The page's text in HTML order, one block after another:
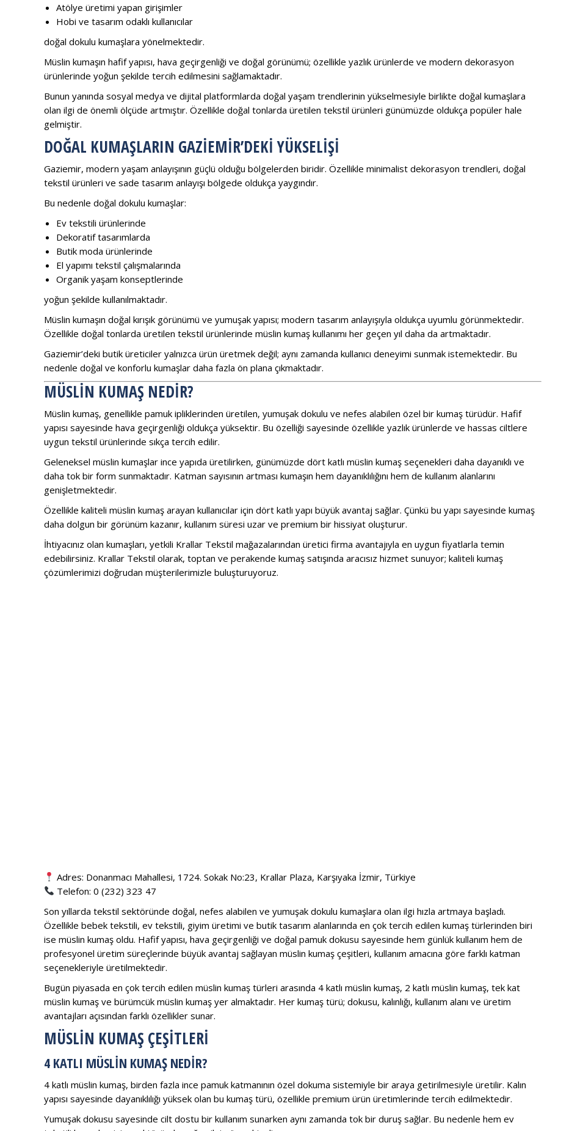
Atölye üretimi yapan girişimler
Hobi ve tasarım odaklı kullanıcılar
doğal dokulu kumaşlara yönelmektedir.
Müslin kumaşın hafif yapısı, hava geçirgenliği ve doğal görünümü; özellikle yazlık ürünlerde ve modern dekorasyon
ürünlerinde yoğun şekilde tercih edilmesini sağlamaktadır.
Bunun yanında sosyal medya ve dijital platformlarda doğal yaşam trendlerinin yükselmesiyle birlikte doğal kumaşlara
olan ilgi de önemli ölçüde artmıştır. Özellikle doğal tonlarda üretilen tekstil ürünleri günümüzde oldukça popüler hale
gelmiştir.
DOĞAL KUMAŞLARIN GAZIEMIR’DEKI YÜKSELIŞI
Gaziemir, modern yaşam anlayışının güçlü olduğu bölgelerden biridir. Özellikle minimalist dekorasyon trendleri, doğal
tekstil ürünleri ve sade tasarım anlayışı bölgede oldukça yaygındır.
Bu nedenle doğal dokulu kumaşlar:
Ev tekstili ürünlerinde
Dekoratif tasarımlarda
Butik moda ürünlerinde
El yapımı tekstil çalışmalarında
Organik yaşam konseptlerinde
yoğun şekilde kullanılmaktadır.
Müslin kumaşın doğal kırışık görünümü ve yumuşak yapısı; modern tasarım anlayışıyla oldukça uyumlu görünmektedir.
Özellikle doğal tonlarda üretilen tekstil ürünlerinde müslin kumaş kullanımı her geçen yıl daha da artmaktadır.
Gaziemir’deki butik üreticiler yalnızca ürün üretmek değil; aynı zamanda kullanıcı deneyimi sunmak istemektedir. Bu
nedenle doğal ve konforlu kumaşlar daha fazla ön plana çıkmaktadır.
MÜSLIN KUMAŞ NEDIR?
Müslin kumaş, genellikle pamuk ipliklerinden üretilen, yumuşak dokulu ve nefes alabilen özel bir kumaş türüdür. Hafif
yapısı sayesinde hava geçirgenliği oldukça yüksektir. Bu özelliği sayesinde özellikle yazlık ürünlerde ve hassas ciltlere
uygun tekstil ürünlerinde sıkça tercih edilir.
Geleneksel müslin kumaşlar ince yapıda üretilirken, günümüzde dört katlı müslin kumaş seçenekleri daha dayanıklı ve
daha tok bir form sunmaktadır. Katman sayısının artması kumaşın hem dayanıklılığını hem de kullanım alanlarını
genişletmektedir.
Özellikle kaliteli müslin kumaş arayan kullanıcılar için dört katlı yapı büyük avantaj sağlar. Çünkü bu yapı sayesinde kumaş
daha dolgun bir görünüm kazanır, kullanım süresi uzar ve premium bir hissiyat oluşturur.
İhtiyacınız olan kumaşları, yetkili Krallar Tekstil mağazalarından üretici firma avantajıyla en uygun fiyatlarla temin
edebilirsiniz. Krallar Tekstil olarak, toptan ve perakende kumaş satışında aracısız hizmet sunuyor; kaliteli kumaş
çözümlerimizi doğrudan müşterilerimizle buluşturuyoruz.
Adres: Donanmacı Mahallesi, 1724. Sokak No:23, Krallar Plaza, Karşıyaka İzmir, Türkiye
Telefon: 0 (232) 323 47
Son yıllarda tekstil sektöründe doğal, nefes alabilen ve yumuşak dokulu kumaşlara olan ilgi hızla artmaya başladı.
Özellikle bebek tekstili, ev tekstili, giyim üretimi ve butik tasarım alanlarında en çok tercih edilen kumaş türlerinden biri
ise müslin kumaş oldu. Hafif yapısı, hava geçirgenliği ve doğal pamuk dokusu sayesinde hem günlük kullanım hem de
profesyonel üretim süreçlerinde büyük avantaj sağlayan müslin kumaş çeşitleri, kullanım amacına göre farklı katman
seçenekleriyle üretilmektedir.
Bugün piyasada en çok tercih edilen müslin kumaş türleri arasında 4 katlı müslin kumaş, 2 katlı müslin kumaş, tek kat
müslin kumaş ve bürümcük müslin kumaş yer almaktadır. Her kumaş türü; dokusu, kalınlığı, kullanım alanı ve üretim
avantajları açısından farklı özellikler sunar.
MÜSLİN KUMAŞ ÇEŞİTLERİ
4 KATLI MÜSLIN KUMAŞ NEDIR?
4 katlı müslin kumaş, birden fazla ince pamuk katmanının özel dokuma sistemiyle bir araya getirilmesiyle üretilir. Kalın
yapısı sayesinde dayanıklılığı yüksek olan bu kumaş türü, özellikle premium ürün üretimlerinde tercih edilmektedir.
Yumuşak dokusu sayesinde cilt dostu bir kullanım sunarken aynı zamanda tok bir duruş sağlar. Bu nedenle hem ev